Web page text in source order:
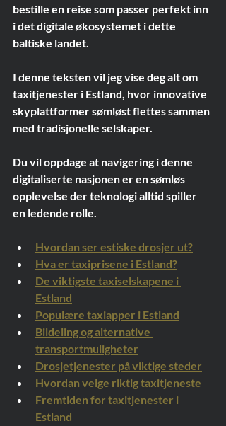
bestille en reise som passer perfekt inn
i det digitale økosystemet i dette
baltiske landet.
I denne teksten vil jeg vise deg alt om
taxitjenester i Estland, hvor innovative
skyplattformer sømløst flettes sammen
med tradisjonelle selskaper.
Du vil oppdage at navigering i denne
digitaliserte nasjonen er en sømløs
opplevelse der teknologi alltid spiller
en ledende rolle.
Hvordan ser estiske drosjer ut?
Hva er taxiprisene i Estland?
De viktigste taxiselskapene i
Estland
Populære taxiapper i Estland
Bildeling og alternative
transportmuligheter
Drosjetjenester på viktige steder
Hvordan velge riktig taxitjeneste
Fremtiden for taxitjenester i
Estland